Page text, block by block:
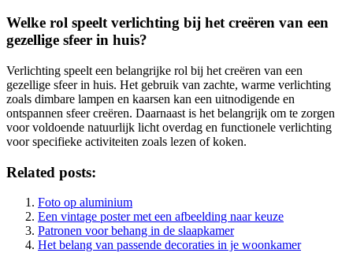
Welke rol speelt verlichting bij het creëren van een
gezellige sfeer in huis?
Verlichting speelt een belangrijke rol bij het creëren van een
gezellige sfeer in huis. Het gebruik van zachte, warme verlichting
zoals dimbare lampen en kaarsen kan een uitnodigende en
ontspannen sfeer creëren. Daarnaast is het belangrijk om te zorgen
voor voldoende natuurlijk licht overdag en functionele verlichting
voor specifieke activiteiten zoals lezen of koken.
Related posts:
Foto op aluminium
Een vintage poster met een afbeelding naar keuze
Patronen voor behang in de slaapkamer
Het belang van passende decoraties in je woonkamer